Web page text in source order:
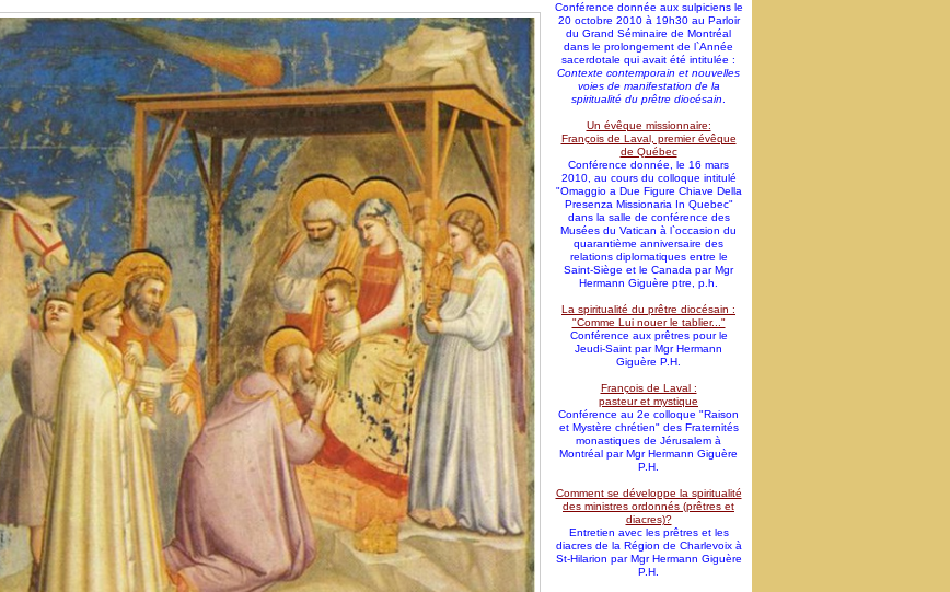
Conférence donnée aux sulpiciens le
20 octobre 2010 à 19h30 au Parloir
du Grand Séminaire de Montréal
dans le prolongement de l`Année
sacerdotale qui avait été intitulée :
Contexte contemporain et nouvelles
voies de manifestation de la
spiritualité du prêtre diocésain
Un évêque missionnaire:
François de Laval, premier évêque
de Québec
Conférence donnée, le 16 mars
2010, au cours du colloque intitulé
"Omaggio a Due Figure Chiave Della
Presenza Missionaria In Quebec"
dans la salle de conférence des
Musées du Vatican à l`occasion du
quarantième anniversaire des
relations diplomatiques entre le
Saint-Siège et le Canada par Mgr
Hermann Giguère ptre, p.h.
La spiritualité du prêtre diocésain :
"Comme Lui nouer le tablier..."
Conférence aux prêtres pour le
Jeudi-Saint par Mgr Hermann
Giguère P.H.
François de Laval :
pasteur et mystique
Conférence au 2e colloque "Raison
et Mystère chrétien" des Fraternités
monastiques de Jérusalem à
Montréal par Mgr Hermann Giguère
P.H.
Comment se développe la spiritualité
des ministres ordonnés (prêtres et
diacres)?
Entretien avec les prêtres et les
diacres de la Région de Charlevoix à
St-Hilarion par Mgr Hermann Giguère
P.H.